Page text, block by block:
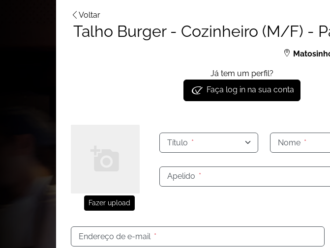
Voltar
Talho Burger - Cozinheiro (M/F) -
Já tem um perfil?
Faça log in na sua conta
Fazer upload
Título * Nome *
Apelido *
Endereço de e-mail *